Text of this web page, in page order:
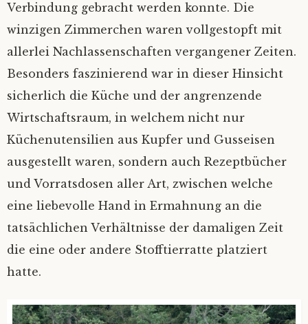
Verbindung gebracht werden konnte. Die
winzigen Zimmerchen waren vollgestopft mit
allerlei Nachlassenschaften vergangener Zeiten.
Besonders faszinierend war in dieser Hinsicht
sicherlich die Küche und der angrenzende
Wirtschaftsraum, in welchem nicht nur
Küchenutensilien aus Kupfer und Gusseisen
ausgestellt waren, sondern auch Rezeptbücher
und Vorratsdosen aller Art, zwischen welche
eine liebevolle Hand in Ermahnung an die
tatsächlichen Verhältnisse der damaligen Zeit
die eine oder andere Stofftierratte platziert
hatte.